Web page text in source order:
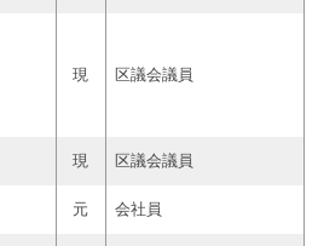
現 区議会議員
現 区議会議員
元 会社員